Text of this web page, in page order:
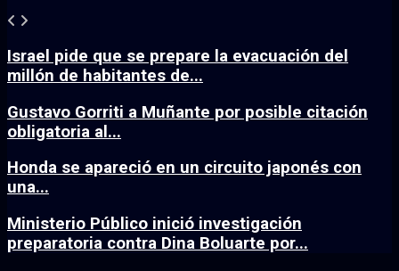
Israel pide que se prepare la evacuación del
millón de habitantes de...
Gustavo Gorriti a Muñante por posible citación
obligatoria al...
Honda se apareció en un circuito japonés con
una...
Ministerio Público inició investigación
preparatoria contra Dina Boluarte por...